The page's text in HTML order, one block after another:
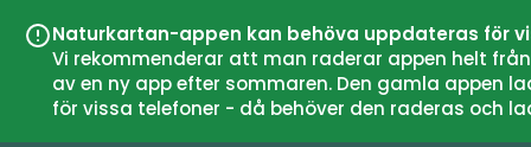
Naturkartan-appen kan behöva uppdateras för
Vi rekommenderar att man raderar appen helt
av en ny app efter sommaren. Den gamla
för vissa telefoner - då behöver den raderas och